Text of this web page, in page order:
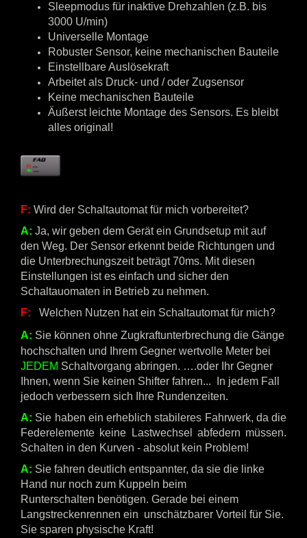
Sleepmodus für inaktive Drehzahlen (z.B. bis
3000 U/min)
Universelle Montage
Robuster Sensor, keine mechanischen Bauteile
Einstellbare Auslösekraft
Arbeitet als Druck- und / oder Zugsensor
Keine mechanischen Bauteile
Äußerst leichte Montage des Sensors. Es bleibt
alles original!
F: Wird der Schaltautomat für mich vorbereitet?
A: Ja, wir geben dem Gerät ein Grundsetup mit auf
den Weg. Der Sensor erkennt beide Richtungen und
die Unterbrechungszeit beträgt 70ms. Mit diesen
Einstellungen ist es einfach und sicher den
Schaltauomaten in Betrieb zu nehmen.
F: Welchen Nutzen hat ein Schaltautomat für mich?
A: Sie können ohne Zugkraftunterbrechung die Gänge
hochschalten und Ihrem Gegner wertvolle Meter bei
JEDEM Schaltvorgang abringen. ….oder Ihr Gegner
Ihnen, wenn Sie keinen Shifter fahren... In jedem Fall
jedoch verbessern sich Ihre Rundenzeiten.
A: Sie haben ein erheblich stabileres Fahrwerk, da die
Federelemente keine Lastwechsel abfedern müssen.
Schalten in den Kurven - absolut kein Problem!
A: Sie fahren deutlich entspannter, da sie die linke
Hand nur noch zum Kuppeln beim
Runterschalten benötigen. Gerade bei einem
Langstreckenrennen ein unschätzbarer Vorteil für Sie.
Sie sparen physische Kraft!